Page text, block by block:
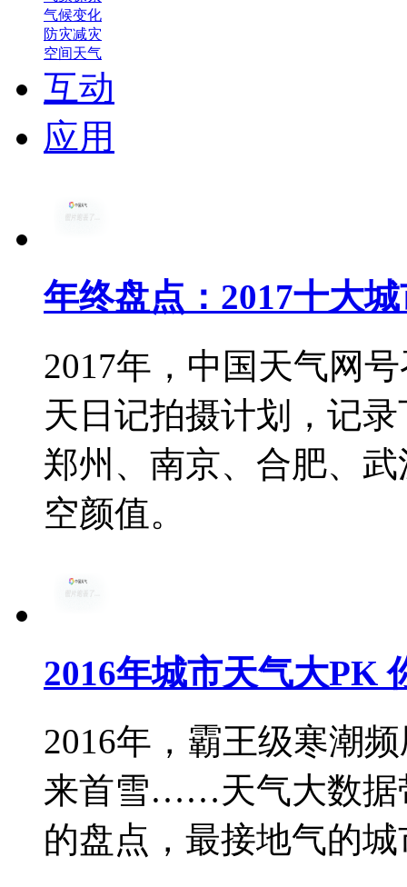
气候变化
防灾减灾
空间天气
互动
应用
年终盘点：2017十大
2017年，中国天气网
天日记拍摄计划，记
郑州、南京、合肥、
空颜值。
2016年城市天气大PK
2016年，霸王级寒潮
来首雪……天气大数据
的盘点，最接地气的